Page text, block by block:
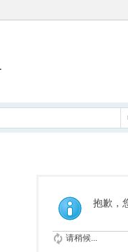
抱歉，
请稍候...